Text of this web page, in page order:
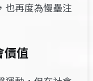
也再度為慢壘注
價值